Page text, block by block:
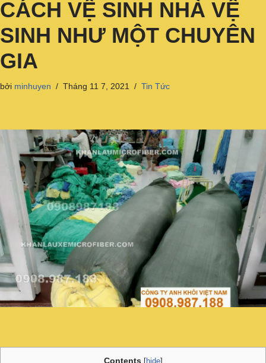
CÁCH VỆ SINH NHÀ VỆ
SINH NHƯ MỘT CHUYÊN
GIA
bởi minhuyen Tháng 11 7, 2021 Tin Tức
Contents [hide]